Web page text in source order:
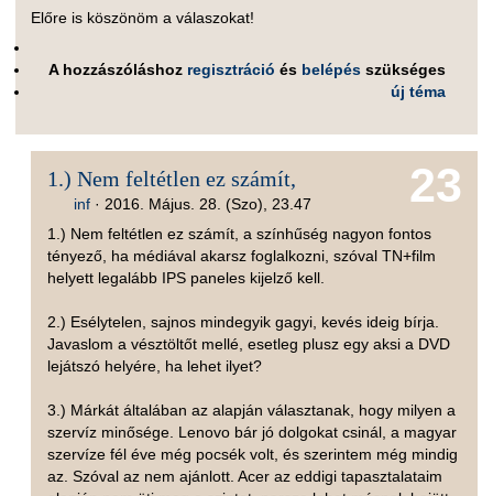
Előre is köszönöm a válaszokat!
A hozzászóláshoz regisztráció és belépés szükséges
új téma
23
1.) Nem feltétlen ez számít,
inf· 2016. Május. 28. (Szo), 23.47
1.) Nem feltétlen ez számít, a színhűség nagyon fontos
tényező, ha médiával akarsz foglalkozni, szóval TN+film
helyett legalább IPS paneles kijelző kell.
2.) Esélytelen, sajnos mindegyik gagyi, kevés ideig bírja.
Javaslom a vésztöltőt mellé, esetleg plusz egy aksi a DVD
lejátszó helyére, ha lehet ilyet?
3.) Márkát általában az alapján választanak, hogy milyen a
szervíz minősége. Lenovo bár jó dolgokat csinál, a magyar
szervíze fél éve még pocsék volt, és szerintem még mindig
az. Szóval az nem ajánlott. Acer az eddigi tapasztalataim